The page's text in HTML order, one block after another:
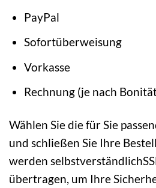
PayPal
Sofortüberweisung
Vorkasse
Rechnung (je nach
Wählen Sie die für Sie
und schließen Sie Ihre
werden
übertragen, um Ihre